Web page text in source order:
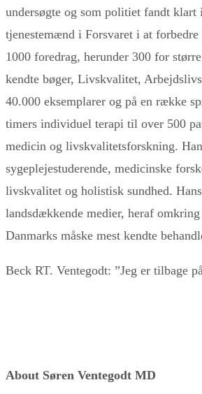
undersøgte og som politiet fandt
tjenestemænd i Forsvaret i at
1000 foredrag, herunder 300 for
kendte bøger, Livskvalitet,
40.000 eksemplarer og på en række
timers individuel terapi til over 500
medicin og livskvalitetsforskning.
sygeplejestuderende, medicinske
livskvalitet og holistisk sundhed.
landsdækkende medier, heraf
Danmarks måske mest kendte
Beck RT. Ventegodt: ”Jeg er tilbage
About Søren Ventegodt MD